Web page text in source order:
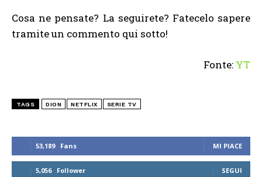
53,189 Fans MI PIACE
5,056 Follower SEGUI
Cosa ne pensate? La seguirete? Fatecelo sapere
tramite un commento qui sotto!
Fonte: YT
TAGS DION NETFLIX SERIE TV